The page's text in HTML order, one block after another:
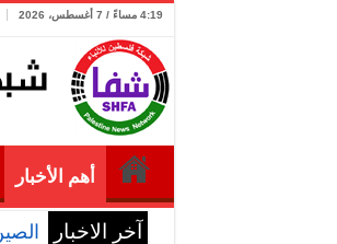
4:19 مساءً / 7 أغسطس، 2026
أهم الأخبار
آخر الاخبار الصين